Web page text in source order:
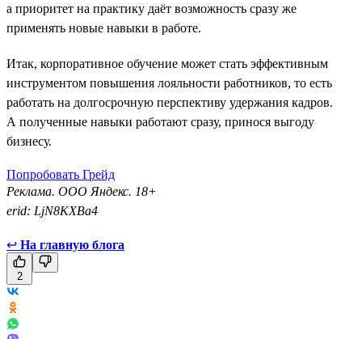
а приоритет на практику даёт возможность сразу же
применять новые навыки в работе.
Итак, корпоративное обучение может стать эффективным
инструментом повышения лояльности работников, то есть
работать на долгосрочную перспективу удержания кадров.
А полученные навыки работают сразу, принося выгоду
бизнесу.
Попробовать Грейд
Реклама. ООО Яндекс. 18+
erid: LjN8KXBa4
↩ На главную блога
2